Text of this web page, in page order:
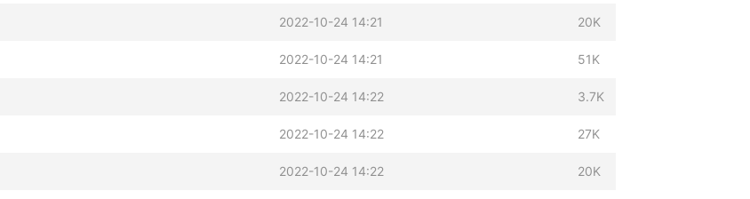
2022-10-24 14:21 20K
2022-10-24 14:21 51K
2022-10-24 14:22 3.7K
2022-10-24 14:22 27K
2022-10-24 14:22 20K